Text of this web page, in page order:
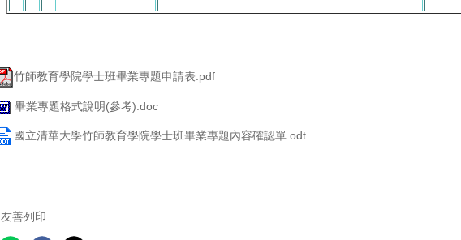
竹師教育學院學士班畢業專題申請表.pdf
畢業專題格式說明(參考).doc
國立清華大學竹師教育學院學士班畢業專題內容確認單.odt
友善列印